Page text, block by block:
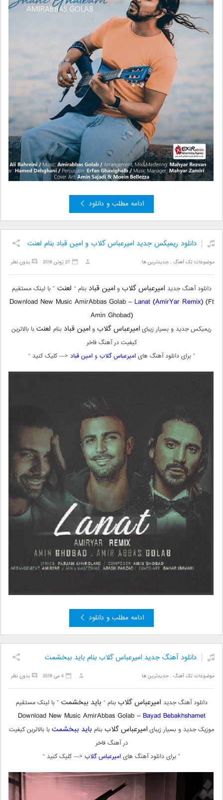
ادامه مطلب و دانلود
دانلود ریمیکس جدید امیرعباس گلاب و امین قباد بنام لعنت
موضوعات:تک آهنگ ,جدیدترین ها بدون نظر 27 ژوئن 2018
دانلود آهنگ جدید امیرعباس گلاب وامین قباد بنام “ لعنت” با لینک مستقیم
Download New Music AmirAbbas Golab – Lanat (AmirYar Remix)(Ft
Amin Ghobad)
ریمیکس جدید و بسیار زیبایامیرعباس گلاب وامین قباد بنام لعنتبا بالاترین
کیفیت در آهنگ فاخر
” برای دانلود آهنگ هایامیرعباس گلاب وامین قباد <— کلیک کنید “
ادامه مطلب و دانلود
دانلود آهنگ جدید امیرعباس گلاب بنام باید ببخشمت
موضوعات:تک آهنگ ,جدیدترین ها بدون نظر 4 می 2018
دانلود آهنگ جدید امیرعباس گلاببنام “ باید ببخشمت” با لینک مستقیم
Download New Music AmirAbbas Golab –Bayad Bebakhshamet
موزیک جدید و بسیار زیبایامیرعباس گلاببنام باید ببخشمتبا بالاترین کیفیت
در آهنگ فاخر
” برای دانلود آهنگ هایامیرعباس گلاب <— کلیک کنید “